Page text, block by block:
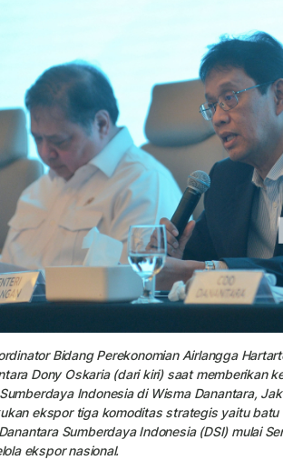
Bidang Perekonomian Airlangga
Dony Oskaria (dari kiri) saat memberikan
Indonesia di Wisma Danantara,
ekspor tiga komoditas strategis yaitu
Sumberdaya Indonesia (DSI) mulai
ekspor nasional.